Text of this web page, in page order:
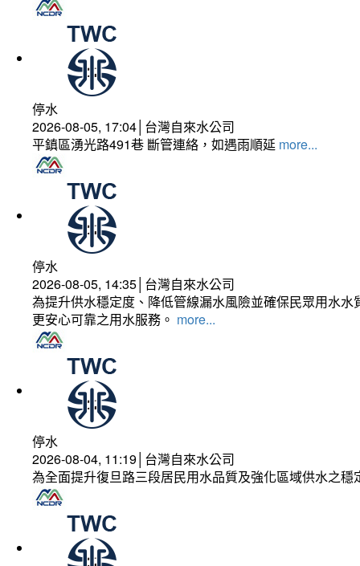
停水
2026-08-05, 17:04│台灣自來水公司
平鎮區湧光路491巷 斷管連絡，如遇雨順延 more...
停水
2026-08-05, 14:35│台灣自來水公司
為提升供水穩定度、降低管線漏水風險並確保民眾用水
更安心可靠之用水服務。 more...
停水
2026-08-04, 11:19│台灣自來水公司
為全面提升復旦路三段居民用水品質及強化區域供水之